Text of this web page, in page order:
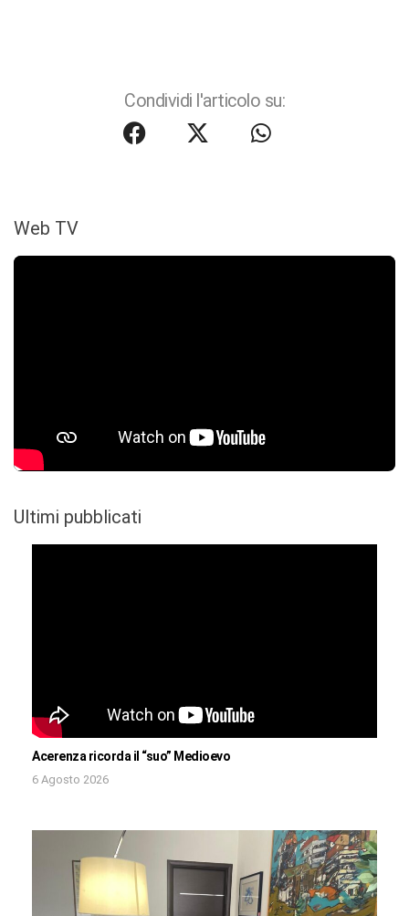
Condividi l'articolo su:
Web TV
Ultimi pubblicati
Acerenza ricorda il “suo” Medioevo
6 Agosto 2026